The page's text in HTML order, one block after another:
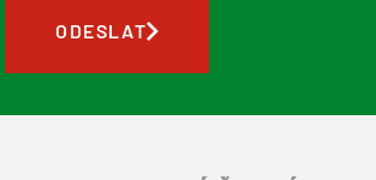
ODESLAT